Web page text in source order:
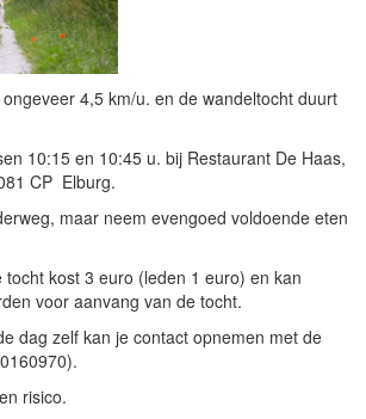
4,5 km/u. en de wandeltocht duurt
10:15 en 10:45 u. bij Restaurant De Haas,
CP Elburg.
maar neem evengoed voldoende eten
tocht kost 3 euro (leden 1 euro) en kan
voor aanvang van de tocht.
dag zelf kan je contact opnemen met de
risico.